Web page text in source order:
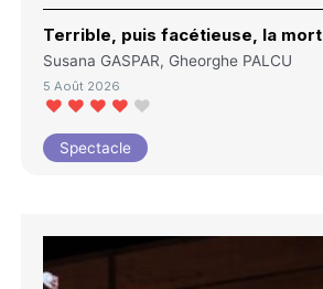
Terrible, puis facétieuse, la mort
Susana GASPAR, Gheorghe PALCU
5 Août 2026
Spectacle